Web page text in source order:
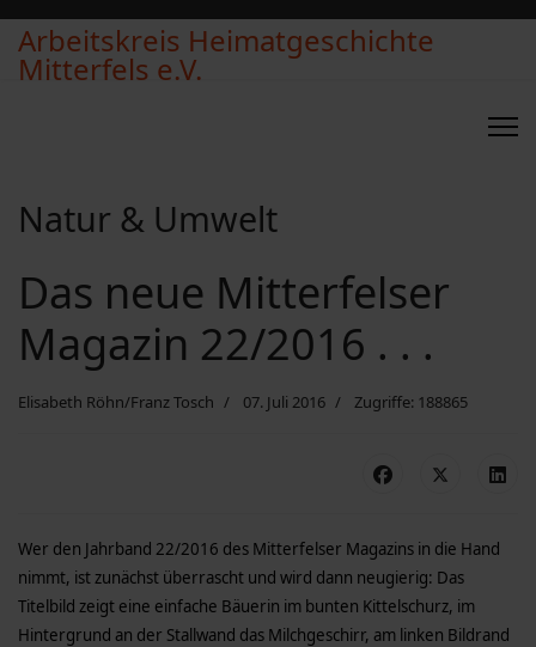
Arbeitskreis Heimatgeschichte
Mitterfels e.V.
Natur & Umwelt
Das neue Mitterfelser
Magazin 22/2016 . . .
Elisabeth Röhn/Franz Tosch 07. Juli 2016 Zugriffe: 188865
Wer den Jahrband 22/2016 des Mitterfelser Magazins in die Hand
nimmt, ist zunächst überrascht und wird dann neugierig: Das
Titelbild zeigt eine einfache Bäuerin im bunten Kittelschurz, im
Hintergrund an der Stallwand das Milchgeschirr, am linken Bildrand